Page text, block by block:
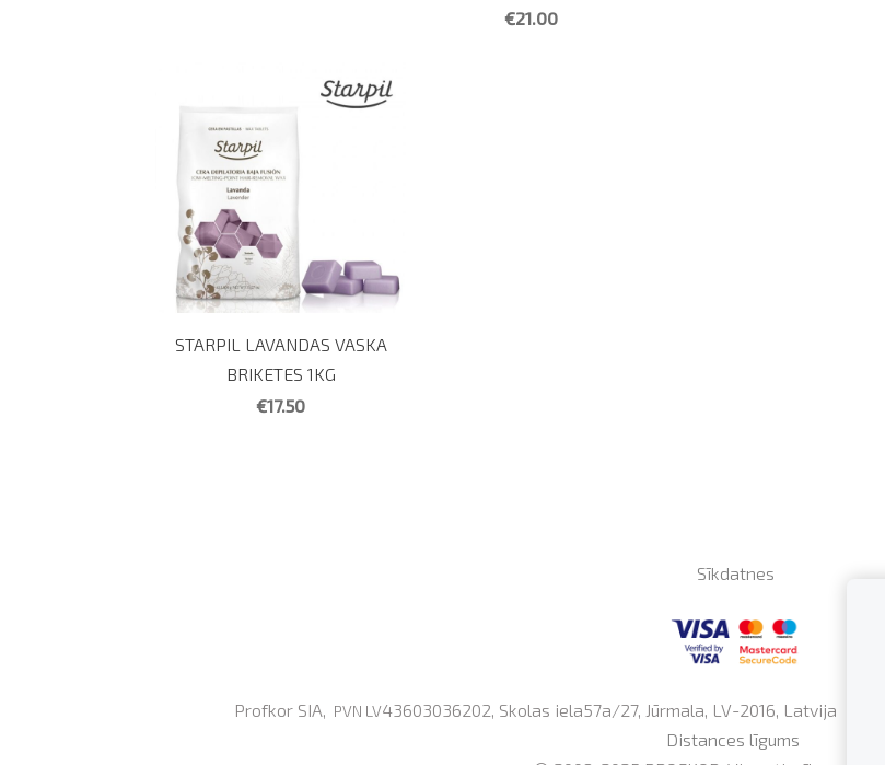
€21.00
STARPIL LAVANDAS VASKA
BRIKETES 1KG
€17.50
Sīkdatnes
Profkor SIA, PVN LV43603036202, Skolas iela57a/27, Jūrmala, LV-2016, Latvija
Distances līgums